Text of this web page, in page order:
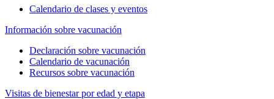
Calendario de clases y eventos
Información sobre vacunación
Declaración sobre vacunación
Calendario de vacunación
Recursos sobre vacunación
Visitas de bienestar por edad y etapa